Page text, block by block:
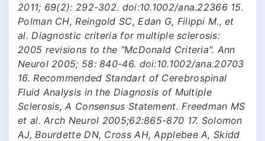
2011; 69(2): 292-302. doi:10.1002/ana.22366 15.
Polman CH, Reingold SC, Edan G, Filippi M., et
al. Diagnostic criteria for multiple sclerosis:
2005 revisions to the "McDonald Criteria". Ann
Neurol 2005; 58: 840-46. doi:10.1002/ana.20703
16. Recommended Standart of Cerebrospinal
Fluid Analysis in the Diagnosis of Multiple
Sclerosis, A Consensus Statement. Freedman MS
et al. Arch Neurol 2005;62:865-870 17. Solomon
AJ, Bourdette DN, Cross AH, Applebee A, Skidd